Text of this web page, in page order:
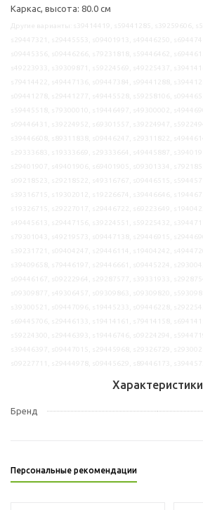
Каркас, высота: 80.0 см
Характеристики
Бренд
Персональные рекомендации